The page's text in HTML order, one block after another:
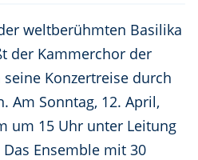
weltberühmten Basilika
der Kammerchor der
Konzertreise durch
Am Sonntag, 12. April,
um 15 Uhr unter Leitung
Ensemble mit 30